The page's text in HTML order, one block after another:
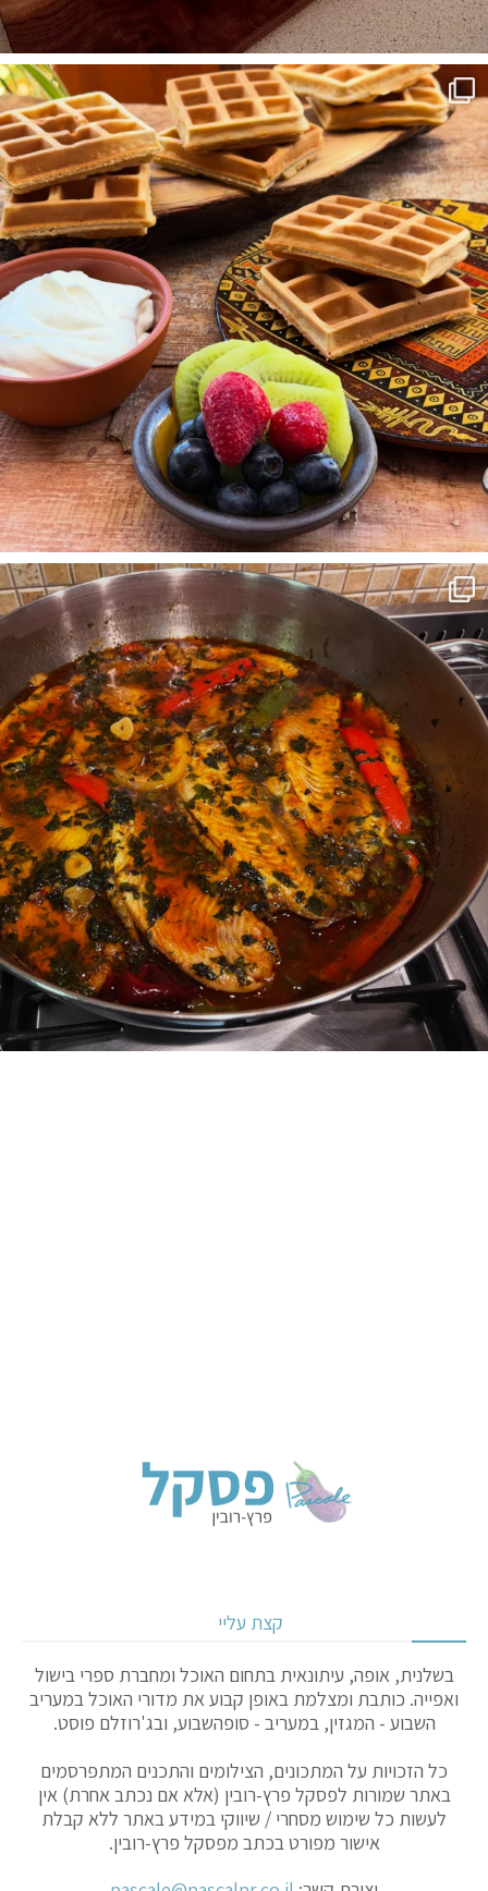
קצת עליי
בשלנית, אופה, עיתונאית בתחום האוכל ומחברת ספרי בישול
ואפייה. כותבת ומצלמת באופן קבוע את מדורי האוכל במעריב
השבוע - המגזין, במעריב - סופהשבוע, ובג'רוזלם פוסט.
כל הזכויות על המתכונים, הצילומים והתכנים המתפרסמים
באתר שמורות לפסקל פרץ-רובין (אלא אם נכתב אחרת) אין
לעשות כל שימוש מסחרי / שיווקי במידע באתר ללא קבלת
אישור מפורט בכתב מפסקל פרץ-רובין.